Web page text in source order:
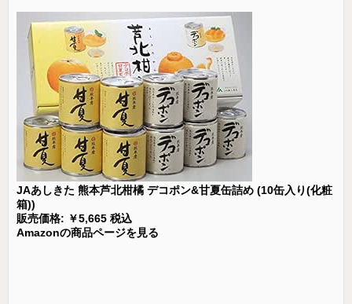
JAあしきた 熊本芦北柑橘 デコポン&甘夏缶詰め (10缶入り(化粧
箱))
販売価格: ￥5,665 税込
Amazonの商品ページを見る